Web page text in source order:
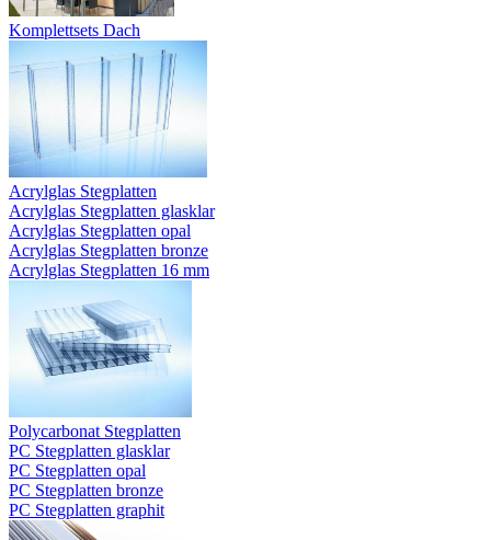
Komplettsets Dach
Acrylglas Stegplatten
Acrylglas Stegplatten glasklar
Acrylglas Stegplatten opal
Acrylglas Stegplatten bronze
Acrylglas Stegplatten 16 mm
Polycarbonat Stegplatten
PC Stegplatten glasklar
PC Stegplatten opal
PC Stegplatten bronze
PC Stegplatten graphit